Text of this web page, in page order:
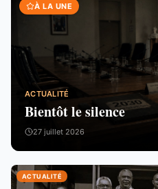
À LA UNE
ACTUALITÉ
Bientôt le silence
27 juillet 2026
ACTUALITÉ